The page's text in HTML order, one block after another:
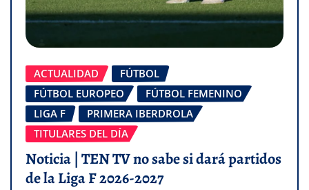
ACTUALIDAD
FÚTBOL
FÚTBOL EUROPEO
FÚTBOL FEMENINO
LIGA F
PRIMERA IBERDROLA
TITULARES DEL DÍA
Noticia | TEN TV no sabe si dará partidos
de la Liga F 2026-2027